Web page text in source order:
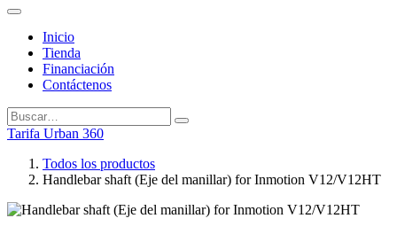
Inicio
Tienda
Financiación
Contáctenos
Tarifa Urban 360
Todos los productos
Handlebar shaft (Eje del manillar) for Inmotion V12/V12HT